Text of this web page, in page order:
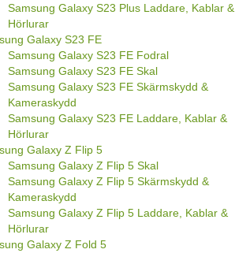
Samsung Galaxy S23 Plus Laddare, Kablar &
Hörlurar
Galaxy S23 FE
Samsung Galaxy S23 FE Fodral
Samsung Galaxy S23 FE Skal
Samsung Galaxy S23 FE Skärmskydd &
Kameraskydd
Samsung Galaxy S23 FE Laddare, Kablar &
Hörlurar
Galaxy Z Flip 5
Samsung Galaxy Z Flip 5 Skal
Samsung Galaxy Z Flip 5 Skärmskydd &
Kameraskydd
Samsung Galaxy Z Flip 5 Laddare, Kablar &
Hörlurar
Galaxy Z Fold 5